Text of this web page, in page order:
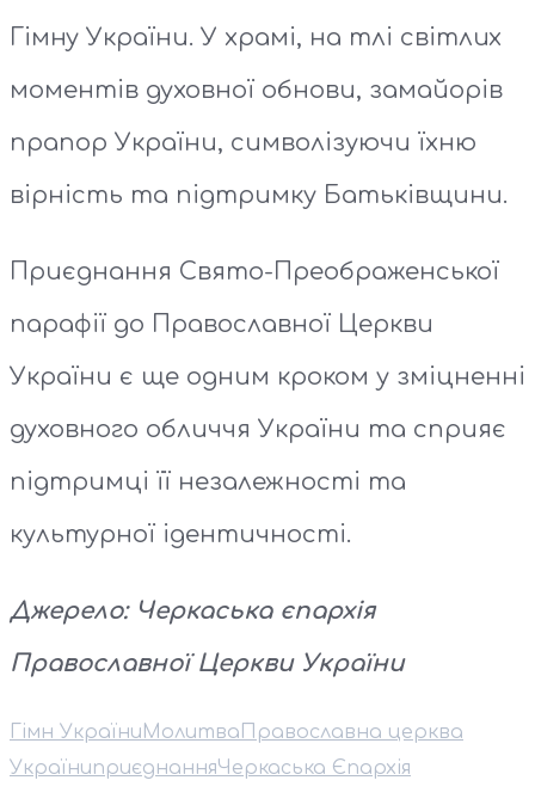
Гімну України. У храмі, на тлі світлих
моментів духовної обнови, замайорів
прапор України, символізуючи їхню
вірність та підтримку Батьківщини.
Приєднання Свято-Преображенської
парафії до Православної Церкви
України є ще одним кроком у зміцненні
духовного обличчя України та сприяє
підтримці її незалежності та
культурної ідентичності.
Джерело: Черкаська єпархія
Православної Церкви України
Гімн України Молитва Православна церква
УкраїниприєднанняЧеркаська Єпархія